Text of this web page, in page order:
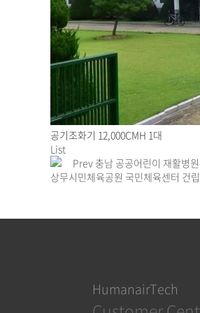
공기조화기 12,000CMH 1대
List
Prev충남 공공어린이 재활병
상무시민체육공원 국민체육센터 건
HumanairTech